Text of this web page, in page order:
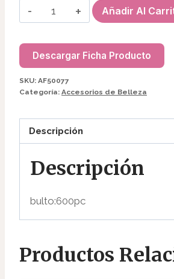
BROCHA
GRANDE
AF50077
cantidad
Añadir Al
Descargar Ficha Producto
SKU: AF50077
Categoría: Accesorios de Belleza
Descripción
Descripción
bulto:600pc
Productos